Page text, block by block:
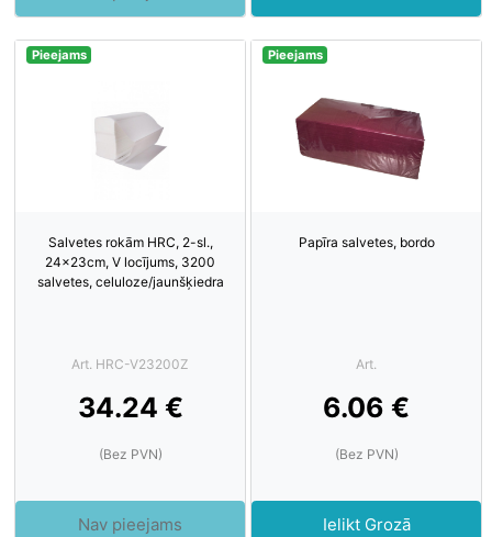
Pieejams
Salvetes rokām HRC, 2-sl.,
24x23cm, V locījums, 3200
salvetes, celuloze/jaunšķiedra
Art. HRC-V23200Z
34.24 €
(Bez PVN)
Nav pieejams
Pieejams
Papīra salvetes, bordo
Art.
6.06 €
(Bez PVN)
Ielikt Grozā